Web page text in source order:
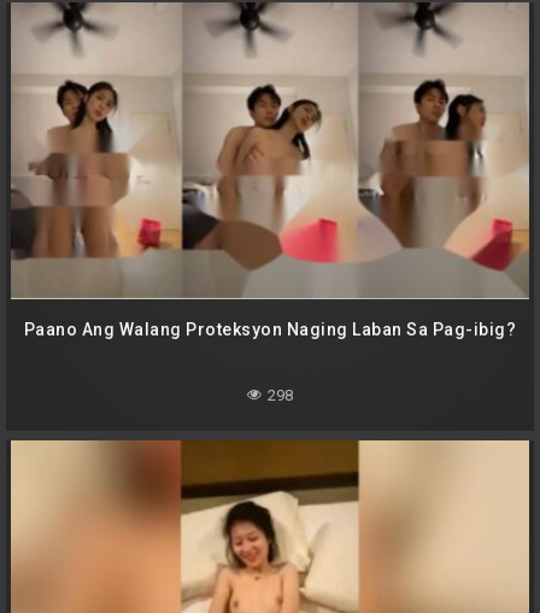
Paano Ang Walang Proteksyon Naging Laban Sa Pag-ibig?
298